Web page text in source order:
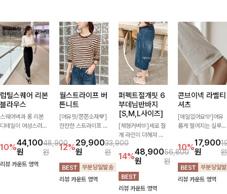
럽틸스퀘어 리본
블라우스
스퀘어넥과 롱 리본
디테일이 여성스러운
는 블라우스입니다.
자연스럽게 잡힌 셔링
과 봉긋한 소매가 여
10%44,100
원
48,900
원
리뷰 카운트 영역
월스트라이프 버
튼니트
[여유핏/쫀쫀소재🤎]
잔잔한 스트라이프 패
더해져 캐주얼하면서
도 세련된 무드를 연
출해주는 니트- 가볍
고 부드러운 착용감으
로 단독은 물론 데일
12%29,900
원
33,900
원
리뷰 카운트 영역
퍼펙트절개핏 6
부데님반바지
[S,M,L사이즈]
[체형커버🫶]세로 절
개 라인이 더해져 다
리 라인을 더욱 길고
슬림하게 연출해주는
5부 데님 반바지 🤍
부담 없는 기장과 여
유로운 핏으로 편안하
게 착용되며 다양한
14%48,900
원
56,800
원
리뷰 카운트 영역
콘브이넥 라벨티
셔츠
[매일입어요🩵]여유
롭게 떨어지는 실루엣
자인으로 데일리하게
즐기기 좋은 티셔츠-
소매 라벨 디테일이
은은한 포인트를 더해
심플하면서도 센스 있
10%17,900
원
원
리뷰 카운트 영역